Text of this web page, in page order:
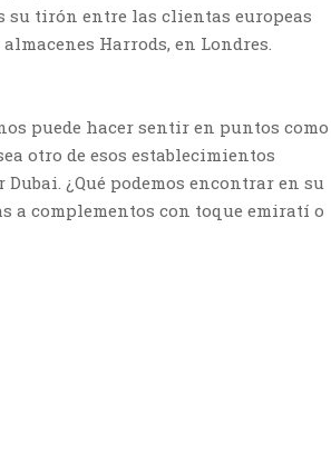
su tirón entre las clientas europeas
Harrods, en Londres.
puede hacer sentir en puntos como
otro de esos establecimientos
¿Qué podemos encontrar en su
a complementos con toque emiratí o